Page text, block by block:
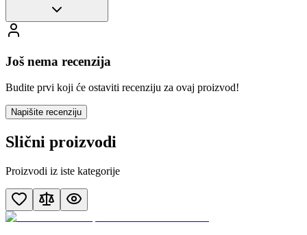
Još nema recenzija
Budite prvi koji će ostaviti recenziju za ovaj proizvod!
Napišite recenziju
Slični proizvodi
Proizvodi iz iste kategorije